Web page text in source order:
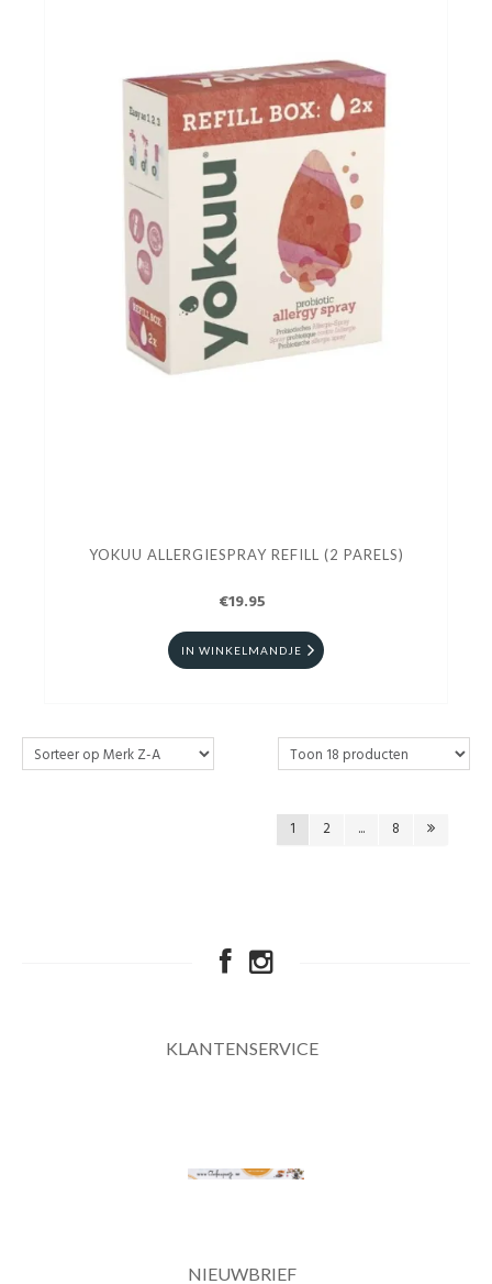
YOKUU ALLERGIESPRAY REFILL (2 PARELS)
€19.95
IN WINKELMANDJE
1 2 ... 8
KLANTENSERVICE
NIEUWBRIEF